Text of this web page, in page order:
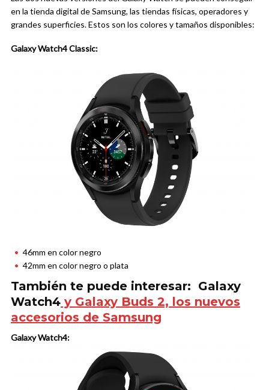
en la tienda digital de Samsung, las tiendas físicas, operadores y
grandes superficies. Estos son los colores y tamaños disponibles:
Galaxy Watch4 Classic:
46mm en color negro
42mm en color negro o plata
También te puede interesar: Galaxy
Watch4 y Galaxy Buds 2, los nuevos
accesorios de Samsung
Galaxy Watch4: